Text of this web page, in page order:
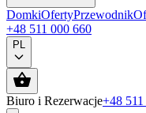
DomkiOfertyPrzewodnik
+48 511 000 660
PL
Biuro i Rezerwacje+48